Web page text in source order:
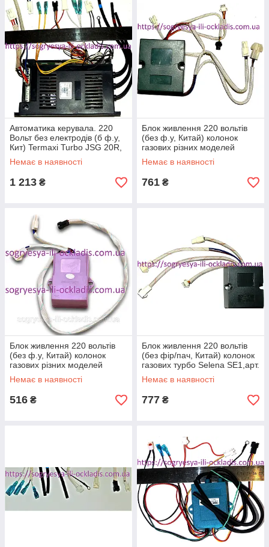
Автоматика керувала. 220
Вольт без електродів (б ф.у,
Кит) Termaxi Turbo JSG 20R,
арт. 02040100131, к.з. 0488/6
Немає в наявності
1 213 ₴
Блок живлення 220 вольтів
(без ф.у, Китай) колонок
газових різних моделей
напівтурбо, к.з. 04881
Немає в наявності
761 ₴
Блок живлення 220 вольтів
(без ф.у, Китай) колонок
газових різних моделей
турбо, к.з. 04882
Немає в наявності
516 ₴
Блок живлення 220 вольтів
(без фір/пач, Китай) колонок
газових турбо Selena SE1,арт.
33.4111, к.з. 04885
Немає в наявності
777 ₴